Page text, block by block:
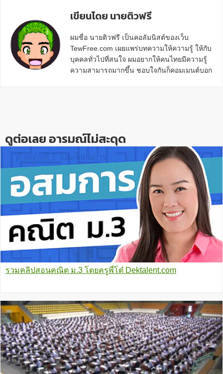
เขียนโดย นายติวฟรี
ผมชื่อ นายติวฟรี เป็นคอลัมนิสต์ของเว็บ
TewFree.com เผยแพร่บทความให้ความรู้ ให้กับ
บุคคลทั่วไปที่สนใจ ผมอยากให้คนไทยมีความรู้
ความสามารถมากขึ้น ชอบใจกันก็คอมเมนต์บอก
ดูต่อเลย อารมณ์ไม่สะดุด
รวมคลิปสอนคณิต ม.3 โดยครูพี่โต๋ Dektalent.com